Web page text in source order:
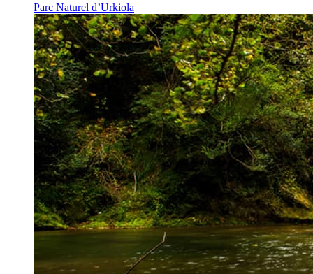
Parc Naturel d’Urkiola